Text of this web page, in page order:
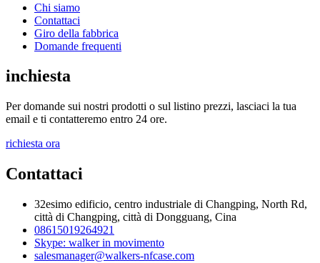
Chi siamo
Contattaci
Giro della fabbrica
Domande frequenti
inchiesta
Per domande sui nostri prodotti o sul listino prezzi, lasciaci la tua
email e ti contatteremo entro 24 ore.
richiesta ora
Contattaci
32esimo edificio, centro industriale di Changping, North Rd,
città di Changping, città di Dongguang, Cina
08615019264921
Skype: walker in movimento
salesmanager@walkers-nfcase.com